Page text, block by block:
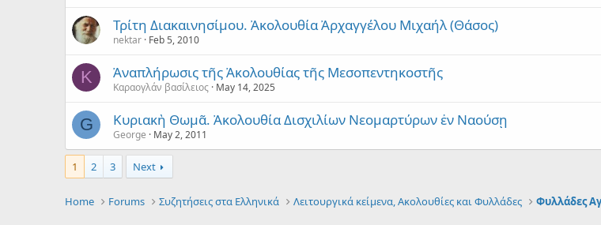
Τρίτη Διακαινησίμου. Ἀκολουθία Ἀρχαγγέλου Μιχαήλ (Θάσος)
nektar Feb 5, 2010
Κ Ἀναπλήρωσις τῆς Ἀκολουθίας τῆς Μεσοπεντηκοστῆς
Καραογλάν βασίλειος May 14, 2025
G Κυριακὴ Θωμᾶ. Ἀκολουθία Δισχιλίων Νεομαρτύρων ἐν Ναούσῃ
George May 2, 2011
1 2 3 Next
Home Forums Συζητήσεις στα Ελληνικά Λειτουργικά κείμενα, Ακολουθίες και Φυλλάδες Φυλλάδες